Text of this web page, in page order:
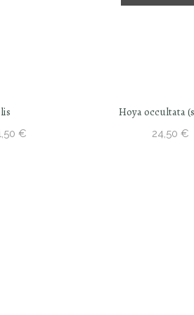
€
Hoya occultata
24,50 €